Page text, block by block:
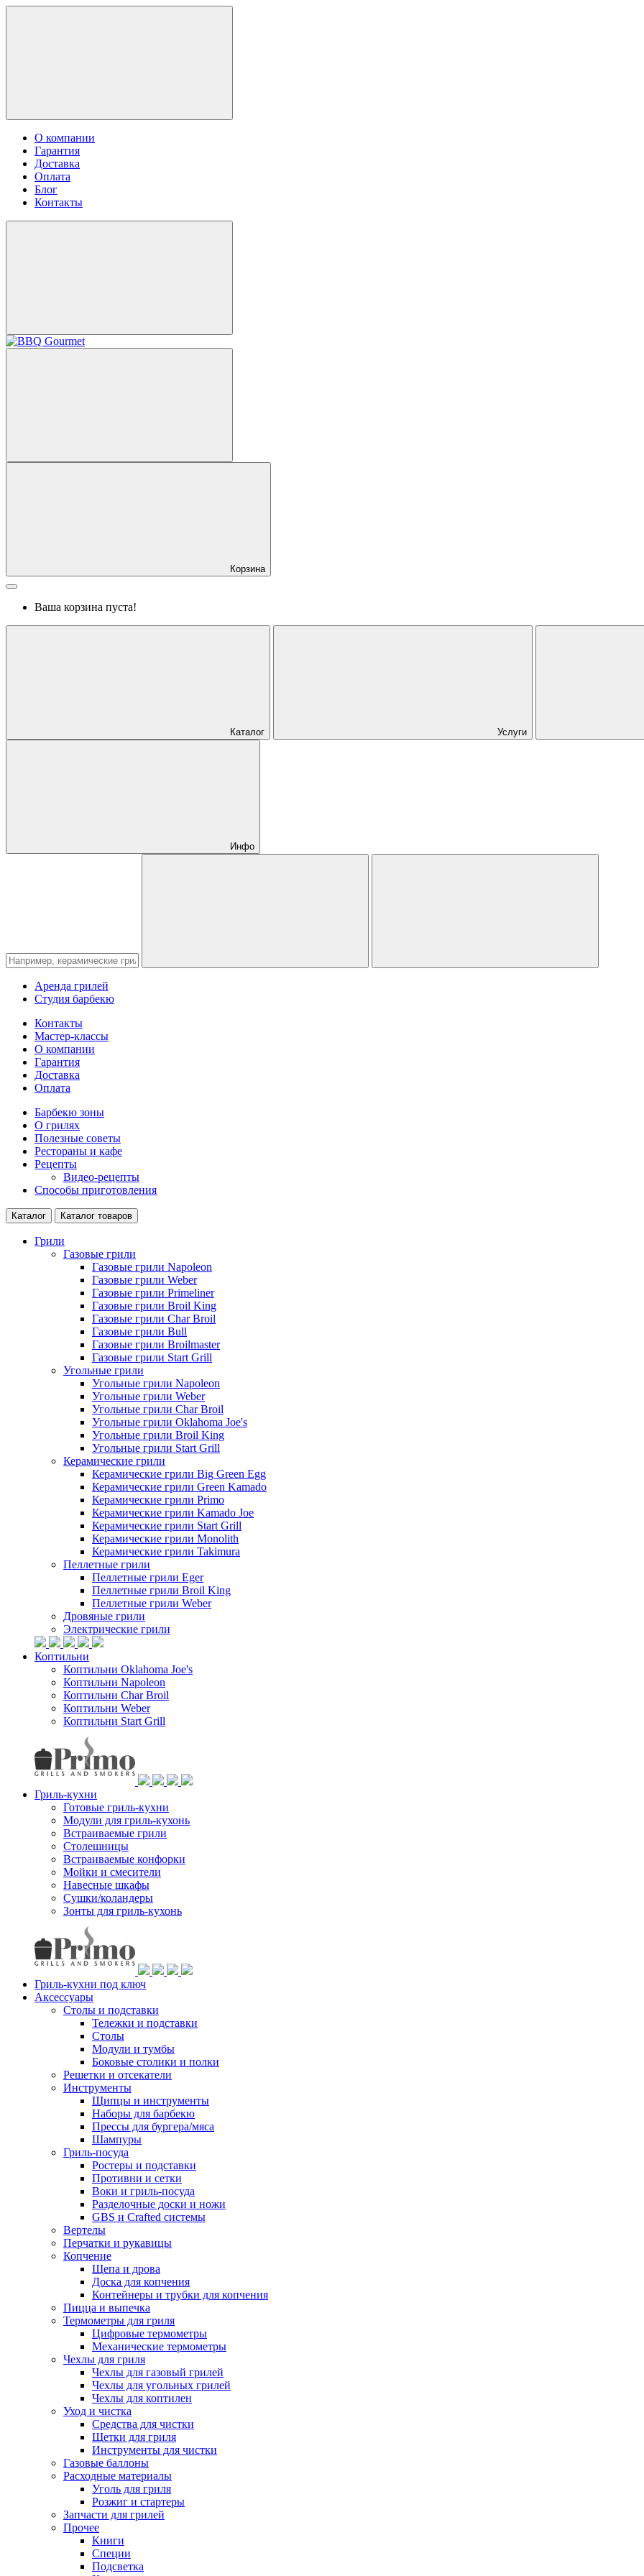
О компании
Гарантия
Доставка
Оплата
Блог
Контакты
Корзина
Ваша корзина пуста!
Каталог Услуги
Инфо
Аренда грилей
Студия барбекю
Контакты
Мастер-классы
О компании
Гарантия
Доставка
Оплата
Барбекю зоны
О грилях
Полезные советы
Рестораны и кафе
Рецепты
Видео-рецепты
Способы приготовления
Каталог Каталог товаров
Грили
Газовые грили
Газовые грили Napoleon
Газовые грили Weber
Газовые грили Primeliner
Газовые грили Broil King
Газовые грили Char Broil
Газовые грили Bull
Газовые грили Broilmaster
Газовые грили Start Grill
Угольные грили
Угольные грили Napoleon
Угольные грили Weber
Угольные грили Char Broil
Угольные грили Oklahoma Joe's
Угольные грили Broil King
Угольные грили Start Grill
Керамические грили
Керамические грили Big Green Egg
Керамические грили Green Kamado
Керамические грили Primo
Керамические грили Kamado Joe
Керамические грили Start Grill
Керамические грили Monolith
Керамические грили Takimura
Пеллетные грили
Пеллетные грили Eger
Пеллетные грили Broil King
Пеллетные грили Weber
Дровяные грили
Электрические грили
Коптильни
Коптильни Oklahoma Joe's
Коптильни Napoleon
Коптильни Char Broil
Коптильни Weber
Коптильни Start Grill
Гриль-кухни
Готовые гриль-кухни
Модули для гриль-кухонь
Встраиваемые грили
Столешницы
Встраиваемые конфорки
Мойки и смесители
Навесные шкафы
Сушки/коландеры
Зонты для гриль-кухонь
Гриль-кухни под ключ
Аксессуары
Столы и подставки
Тележки и подставки
Столы
Модули и тумбы
Боковые столики и полки
Решетки и отсекатели
Инструменты
Щипцы и инструменты
Наборы для барбекю
Прессы для бургера/мяса
Шампуры
Гриль-посуда
Ростеры и подставки
Противни и сетки
Воки и гриль-посуда
Разделочные доски и ножи
GBS и Crafted системы
Вертелы
Перчатки и рукавицы
Копчение
Щепа и дрова
Доска для копчения
Контейнеры и трубки для копчения
Пицца и выпечка
Термометры для гриля
Цифровые термометры
Механические термометры
Чехлы для гриля
Чехлы для газовый грилей
Чехлы для угольных грилей
Чехлы для коптилен
Уход и чистка
Средства для чистки
Щетки для гриля
Инструменты для чистки
Газовые баллоны
Расходные материалы
Уголь для гриля
Розжиг и стартеры
Запчасти для грилей
Прочее
Книги
Специи
Подсветка